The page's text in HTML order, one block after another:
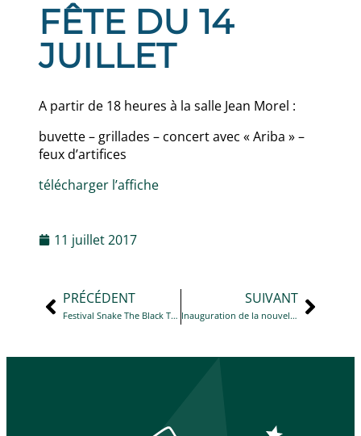
FÊTE DU 14
JUILLET
A partir de 18 heures à la salle Jean Morel :
buvette – grillades – concert avec « Ariba » –
feux d’artifices
télécharger l’affiche
11 juillet 2017
PRÉCÉDENT
Festival Snake The Black Track – édition 1
SUIVANT
Inauguration de la nouvelle mairie